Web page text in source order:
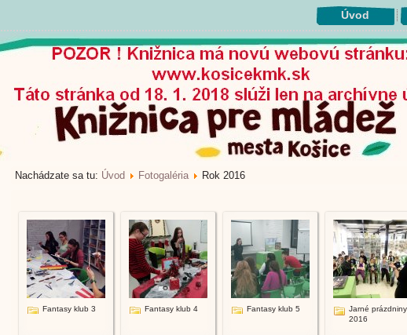
Úvod
Nachádzate sa tu: Úvod Fotogaléria Rok 2016
Fantasy klub 3 Fantasy klub 4 Fantasy klub 5
Jarné prázdniny
2016